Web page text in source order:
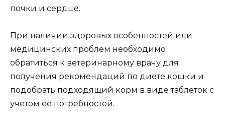
почки и сердце.
При наличии здоровых особенностей или
медицинских проблем необходимо
обратиться к ветеринарному врачу для
получения рекомендаций по диете кошки и
подобрать подходящий корм в виде таблеток с
учетом ее потребностей.